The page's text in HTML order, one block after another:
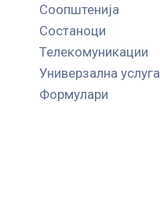
Соопштенија
Состаноци
Телекомуникации
Универзална услуга
Формулари